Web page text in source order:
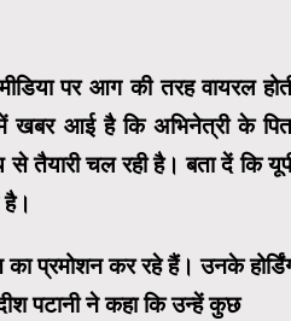
पर आग की तरह वायरल
खबर आई है कि अभिनेत्री के
तैयारी चल रही है। बता दें कि
प्रमोशन कर रहे हैं। उनके
पटानी ने कहा कि उन्हें कुछ